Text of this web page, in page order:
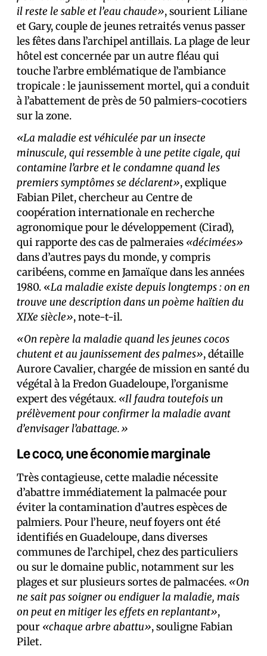
il reste le sable et l’eau chaude», sourient Liliane
et Gary, couple de jeunes retraités venus passer
les fêtes dans l’archipel antillais. La plage de leur
hôtel est concernée par un autre fléau qui
touche l’arbre emblématique de l’ambiance
tropicale : le jaunissement mortel, qui a conduit
à l’abattement de près de 50 palmiers-cocotiers
sur la zone.
«La maladie est véhiculée par un insecte
minuscule, qui ressemble à une petite cigale, qui
contamine l’arbre et le condamne quand les
premiers symptômes se déclarent», explique
Fabian Pilet, chercheur au Centre de
coopération internationale en recherche
agronomique pour le développement (Cirad),
qui rapporte des cas de palmeraies «décimées»
dans d’autres pays du monde, y compris
caribéens, comme en Jamaïque dans les années
1980. «La maladie existe depuis longtemps : on en
trouve une description dans un poème haïtien du
XIXe siècle», note-t-il.
«On repère la maladie quand les jeunes cocos
chutent et au jaunissement des palmes», détaille
Aurore Cavalier, chargée de mission en santé du
végétal à la Fredon Guadeloupe, l’organisme
expert des végétaux. «Il faudra toutefois un
prélèvement pour confirmer la maladie avant
d’envisager l’abattage.»
Le coco, une économie marginale
Très contagieuse, cette maladie nécessite
d’abattre immédiatement la palmacée pour
éviter la contamination d’autres espèces de
palmiers. Pour l’heure, neuf foyers ont été
identifiés en Guadeloupe, dans diverses
communes de l’archipel, chez des particuliers
ou sur le domaine public, notamment sur les
plages et sur plusieurs sortes de palmacées. «On
ne sait pas soigner ou endiguer la maladie, mais
on peut en mitiger les effets en replantant»,
pour «chaque arbre abattu», souligne Fabian
Pilet.